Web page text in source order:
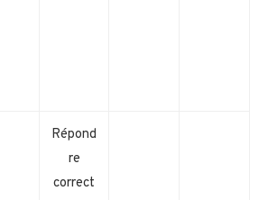
Répond
re
correct